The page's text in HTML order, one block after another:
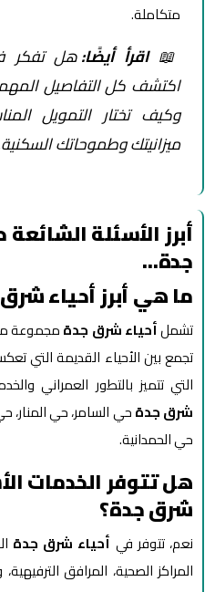
متكاملة.
📖اقرأ أيضًا:هل تفكر
اكتشف كل التفاصيل
وكيف تختار التمويل
ميزانيتك وطموحاتك
أبرز الأسئلة
جدة…
ما هي أبرز أحياء
تشملأحياء شرق جدةمجموعة
تجمع بين الأحياء القديمة التي
التي تتميز بالتطور العمراني
شرق جدةحي السامر، حي المنار،
حي الحمدانية.
هل تتوفر الخدمات
شرق جدة؟
نعم، تتوفر في أحياء شرق جدة
المراكز الصحية، المرافق